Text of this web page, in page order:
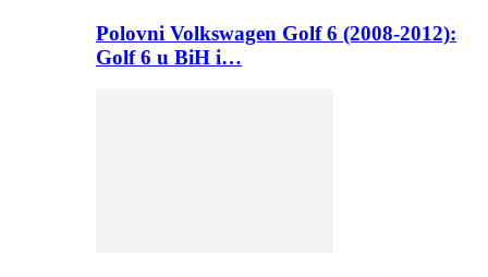
Polovni Volkswagen Golf 6 (2008-2012):
Golf 6 u BiH i…